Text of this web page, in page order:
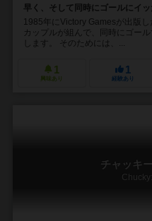
早く、そして同時にゴールにイ
1985年にVictory Gamesが出版
カップルが組んで、同時にゴー
します。 そのためには、...
1
興味あり
1
経験あり
チャッキ